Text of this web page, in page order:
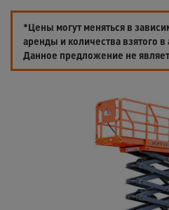
*Цены могут меняться в
аренды и количества взятого
Данное предложение не